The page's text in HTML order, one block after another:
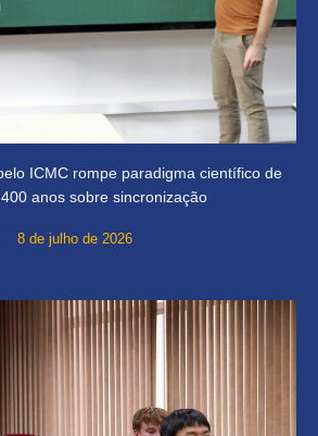
ICMC rompe paradigma científico de
anos sobre sincronização
8 de julho de 2026